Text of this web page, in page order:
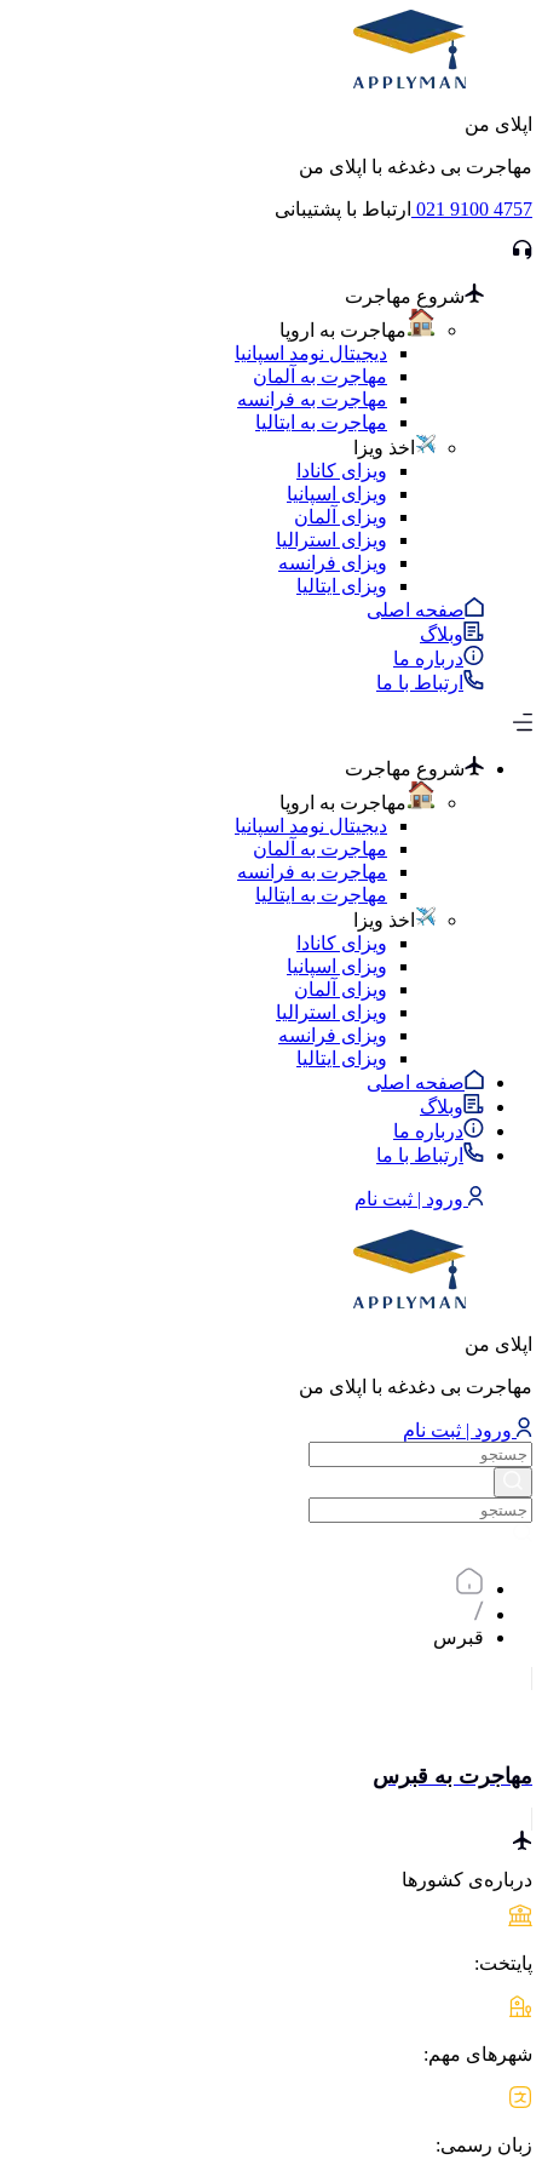
اپلای من
مهاجرت بی دغدغه با اپلای من
021 9100 4757 ارتباط با پشتیبانی
شروع مهاجرت
مهاجرت به اروپا
دیجیتال نومد اسپانیا
مهاجرت به آلمان
مهاجرت به فرانسه
مهاجرت به ایتالیا
اخذ ویزا
ویزای کانادا
ویزای اسپانیا
ویزای آلمان
ویزای استرالیا
ویزای فرانسه
ویزای ایتالیا
صفحه اصلی
وبلاگ
درباره ما
ارتباط با ما
شروع مهاجرت
مهاجرت به اروپا
دیجیتال نومد اسپانیا
مهاجرت به آلمان
مهاجرت به فرانسه
مهاجرت به ایتالیا
اخذ ویزا
ویزای کانادا
ویزای اسپانیا
ویزای آلمان
ویزای استرالیا
ویزای فرانسه
ویزای ایتالیا
صفحه اصلی
وبلاگ
درباره ما
ارتباط با ما
ورود | ثبت نام
اپلای من
مهاجرت بی دغدغه با اپلای من
ورود | ثبت نام
قبرس
مهاجرت به قبرس
درباره‌ی کشورها
پایتخت:
شهرهای مهم:
زبان رسمی: